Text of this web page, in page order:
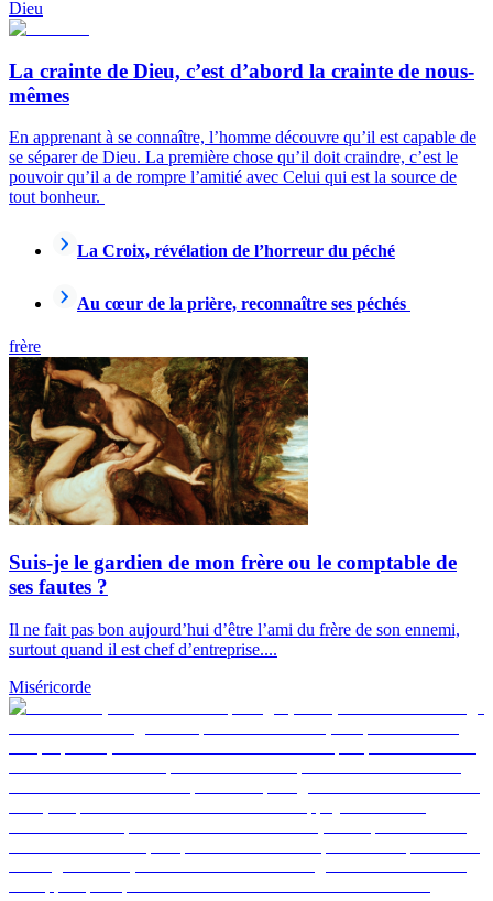
Dieu
La crainte de Dieu, c’est d’abord la crainte de nous-
mêmes
En apprenant à se connaître, l’homme découvre qu’il est capable de
se séparer de Dieu. La première chose qu’il doit craindre, c’est le
pouvoir qu’il a de rompre l’amitié avec Celui qui est la source de
tout bonheur.
La Croix, révélation de l’horreur du péché
Au cœur de la prière, reconnaître ses péchés
frère
Suis-je le gardien de mon frère ou le comptable de
ses fautes ?
Il ne fait pas bon aujourd’hui d’être l’ami du frère de son ennemi,
surtout quand il est chef d’entreprise....
Miséricorde